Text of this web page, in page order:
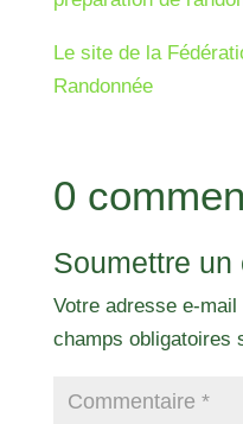
Le site de la
Randonnée
0
Soumettre un
Votre adresse e-
champs obligatoires